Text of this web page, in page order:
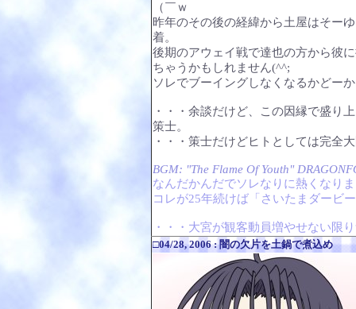
（￣ｗ
昨年のその後の経緯から土屋はそー
着。
後期のアウェイ戦で達也の方から彼
ちゃうかもしれません(^^;
ソレでブーイングしなくなるかどー
・・・余談だけど、この因縁で盛り
策士。
・・・策士だけどヒトとしては完全
BGM: "The Flame Of Youth"
なんだかんだでソレなりに熱くなり
コレが25年続けば「さいたまダービ
・・・大宮が観客動員増やせない限
□04/28, 2006 : 闇の欠片を土鍋で煮込め